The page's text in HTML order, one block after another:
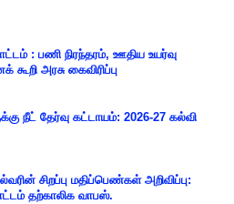
: பணி நிரந்தரம், ஊதிய உயர்வு
அரசு கைவிரிப்பு
நீட் தேர்வு கட்டாயம்: 2026-27 கல்வி
சிறப்பு மதிப்பெண்கள் அறிவிப்பு:
தற்காலிக வாபஸ்.